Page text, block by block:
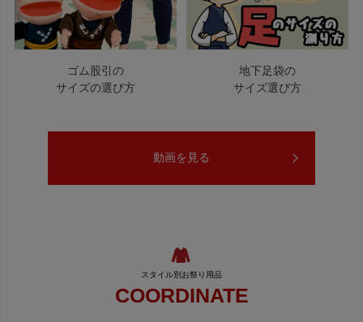
ゴム股引の
サイズの選び方
地下足袋の
サイズ選び方
動画を見る
COORDINATE